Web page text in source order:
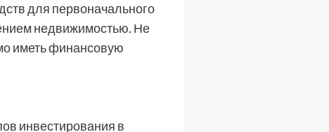
для первоначального
недвижимостью. Не
иметь финансовую
инвестирования в